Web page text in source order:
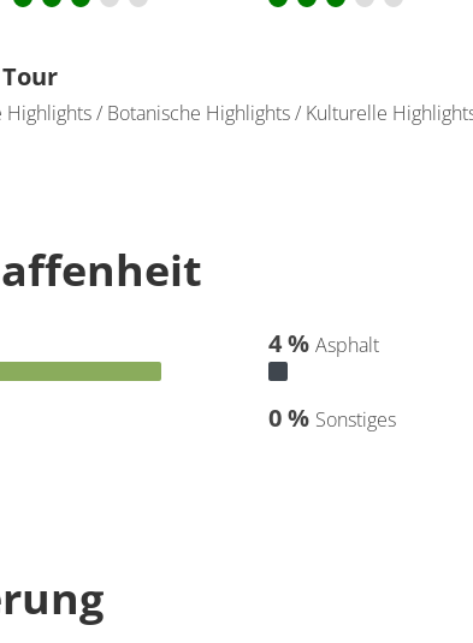
/ Botanische Highlights / Kulturelle
4 % Asphalt
0 % Sonstiges